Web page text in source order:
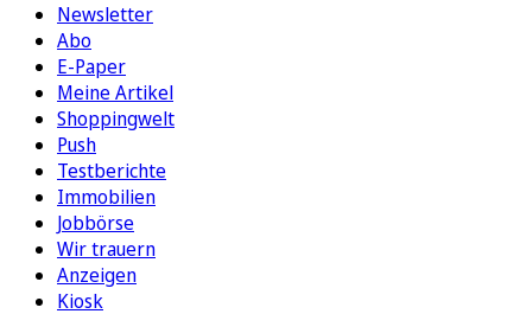
Newsletter
Abo
E-Paper
Meine Artikel
Shoppingwelt
Push
Testberichte
Immobilien
Jobbörse
Wir trauern
Anzeigen
Kiosk